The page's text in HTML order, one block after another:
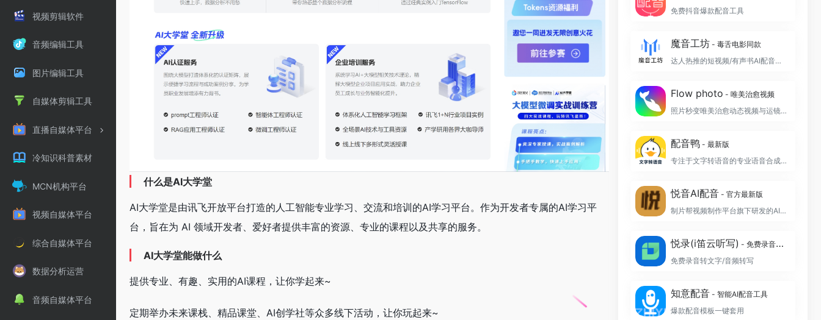
视频剪辑软件
音频编辑工具
图片编辑工具
自媒体剪辑工具
直播自媒体平台
冷知识科普素材
MCN机构平台
视频自媒体平台
综合自媒体平台
数据分析运营
音频自媒体平台
什么是AI大学堂
AI大学堂是由讯飞开放平台打造的人工智能专业学习、交流和培训的AI学习平台。作为开发者专属的AI学习平
台，旨在为 AI 领域开发者、爱好者提供丰富的资源、专业的课程以及共享的服务。
AI大学堂能做什么
提供专业、有趣、实用的AI课程，让你学起来~
定期举办未来课栈、精品课堂、AI创学社等众多线下活动，让你玩起来~
免费抖音爆款配音工具
魔音工坊 - 毒舌电影同款
达人热推的短视频/有声书AI配音平台
Flow photo - 唯美治愈视频
照片秒变唯美治愈动态视频与运镜航拍大片
配音鸭 - 最新版
专注于文字转语音的专业语音合成制作软件
悦音AI配音 - 官方最新版
制片帮视频制作平台旗下研发的AI智能配音工具
悦录(i笛云听写) - 免费录音转文字
免费录音转文字/音频转写
知意配音 - 智能AI配音工具
爆款配音模板一键套用